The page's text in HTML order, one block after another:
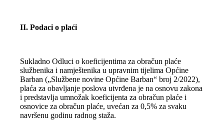
II. Podaci o plaći
Sukladno Odluci o koeficijentima za obračun plaće
službenika i namještenika u upravnim tijelima Općine
Barban („Službene novine Općine Barban“ broj 2/2022),
plaća za obavljanje poslova utvrđena je na osnovu zakona
i predstavlja umnožak koeficijenta za obračun plaće i
osnovice za obračun plaće, uvećan za 0,5% za svaku
navršenu godinu radnog staža.